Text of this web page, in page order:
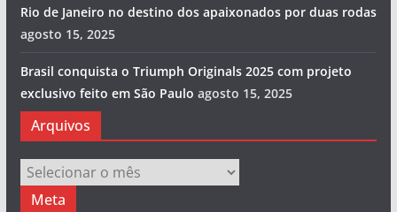
Rio de Janeiro no destino dos apaixonados por duas rodas
agosto 15, 2025
Brasil conquista o Triumph Originals 2025 com projeto
exclusivo feito em São Paulo agosto 15, 2025
Arquivos
Arquivos
Meta